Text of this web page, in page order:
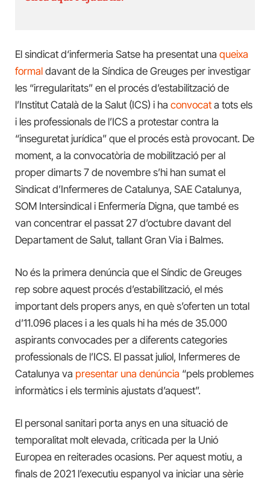
El sindicat d‘infermeria Satse ha presentat una queixa
formal davant de la Síndica de Greuges per investigar
les “irregularitats” en el procés d’estabilització de
l’Institut Català de la Salut (ICS) i ha convocat a tots els
i les professionals de l’ICS a protestar contra la
“inseguretat jurídica” que el procés està provocant. De
moment, a la convocatòria de mobilització per al
proper dimarts 7 de novembre s’hi han sumat el
Sindicat d’Infermeres de Catalunya, SAE Catalunya,
SOM Intersindical i Enfermería Digna, que també es
van concentrar el passat 27 d’octubre davant del
Departament de Salut, tallant Gran Via i Balmes.
No és la primera denúncia que el Síndic de Greuges
rep sobre aquest procés d’estabilització, el més
important dels propers anys, en què s’oferten un total
d’11.096 places i a les quals hi ha més de 35.000
aspirants convocades per a diferents categories
professionals de l’ICS. El passat juliol, Infermeres de
Catalunya va presentar una denúncia “pels problemes
informàtics i els terminis ajustats d’aquest”.
El personal sanitari porta anys en una situació de
temporalitat molt elevada, criticada per la Unió
Europea en reiterades ocasions. Per aquest motiu, a
finals de 2021 l’executiu espanyol va iniciar una sèrie